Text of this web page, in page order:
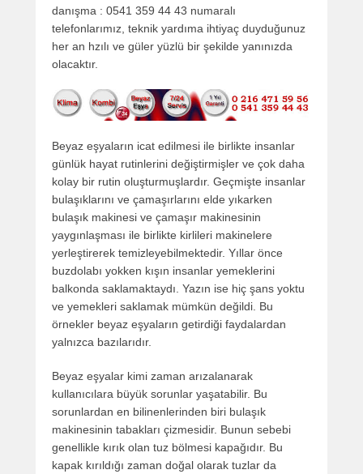
danışma : 0541 359 44 43 numaralı
telefonlarımız, teknik yardıma ihtiyaç duyduğunuz
her an hzılı ve güler yüzlü bir şekilde yanınızda
olacaktır.
Beyaz eşyaların icat edilmesi ile birlikte insanlar
günlük hayat rutinlerini değiştirmişler ve çok daha
kolay bir rutin oluşturmuşlardır. Geçmişte insanlar
bulaşıklarını ve çamaşırlarını elde yıkarken
bulaşık makinesi ve çamaşır makinesinin
yaygınlaşması ile birlikte kirlileri makinelere
yerleştirerek temizleyebilmektedir. Yıllar önce
buzdolabı yokken kışın insanlar yemeklerini
balkonda saklamaktaydı. Yazın ise hiç şans yoktu
ve yemekleri saklamak mümkün değildi. Bu
örnekler beyaz eşyaların getirdiği faydalardan
yalnızca bazılarıdır.
Beyaz eşyalar kimi zaman arızalanarak
kullanıcılara büyük sorunlar yaşatabilir. Bu
sorunlardan en bilinenlerinden biri bulaşık
makinesinin tabakları çizmesidir. Bunun sebebi
genellikle kırık olan tuz bölmesi kapağıdır. Bu
kapak kırıldığı zaman doğal olarak tuzlar da